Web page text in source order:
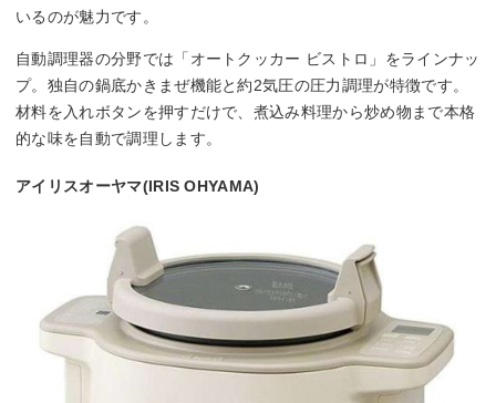
いるのが魅力です。
自動調理器の分野では「オートクッカー ビストロ」をラインナッ
プ。独自の鍋底かきまぜ機能と約2気圧の圧力調理が特徴です。
材料を入れボタンを押すだけで、煮込み料理から炒め物まで本格
的な味を自動で調理します。
アイリスオーヤマ(IRIS OHYAMA)